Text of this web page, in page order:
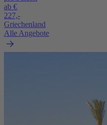
ab €
227,-
Griechenland
Alle Angebote